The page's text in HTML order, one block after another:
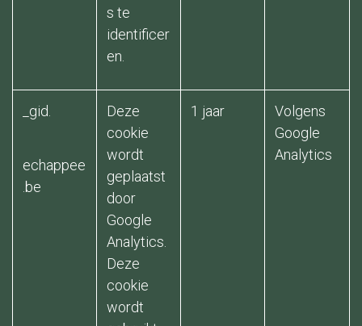
s te
identificer
en.
_gid.
echappee
.be
Deze
cookie
wordt
geplaatst
door
Google
Analytics.
Deze
cookie
wordt
1 jaar
Volgens
Google
Analytics ​